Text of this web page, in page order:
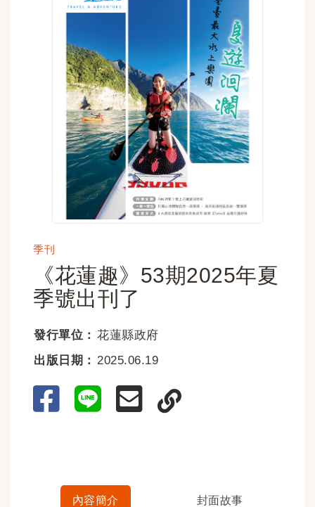
季刊
《花蓮趣》53期2025年夏
季號出刊了
發行單位： 花蓮縣政府
出版日期： 2025.06.19
內容簡介 封面故事